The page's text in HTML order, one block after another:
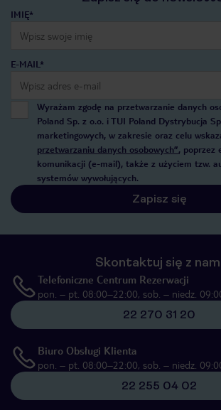
IMIĘ*
E-MAIL*
Wyrażam zgodę na przetwarzanie danych
Poland Sp. z o.o. i TUI Poland Dystrybucja
marketingowych, w zakresie oraz celu
przetwarzaniu danych osobowych”, poprzez
komunikacji (e-mail), także z użyciem tzw.
systemów wywołujących.
Zapisz się
Skontaktuj się z
Telefoniczne Centrum Rezerwacji
pon. – pt. 08:00–22:00, sob. – niedz.
22 270 31 20
Biuro Obsługi Klienta
pon. – pt. 08:00–22:00, sob. – niedz.
22 255 04 02